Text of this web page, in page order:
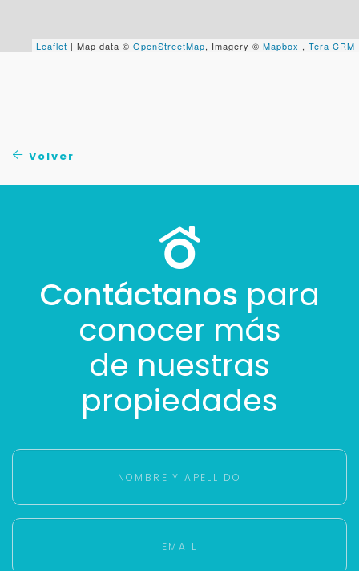
Leaflet | Map data © OpenStreetMap, Imagery © Mapbox , Tera CRM
Volver
Contáctanos para
conocer más
de nuestras
propiedades
Buscamos darte la mejor experiencia.
más rápido.